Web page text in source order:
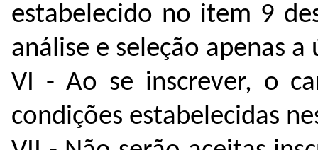
estabelecido no item 9
análise e seleção apenas a
VI - Ao se inscrever, o
condições estabelecidas